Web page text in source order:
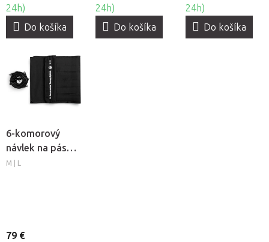
24h)
Do košíka
24h)
Do košíka
24h)
Do košíka
6-komorový
návlek na pás
Fabulo AirGo 6
M | L
79 €